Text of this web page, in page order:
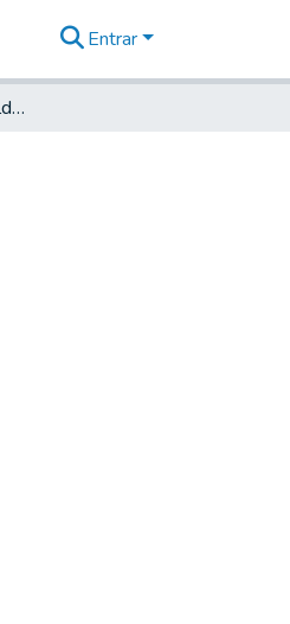
Entrar
Sobre pagamentos de soldos pedido por Jozé Roiz de Oliveira